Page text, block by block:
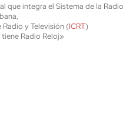
que integra el Sistema de la Radio
y Televisión (ICRT)
Radio Reloj»